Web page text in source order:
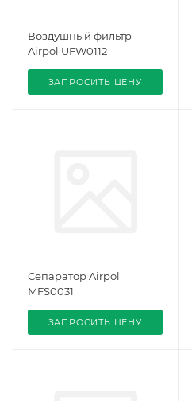
Воздушный фильтр
Airpol UFW0112
ЗАПРОСИТЬ ЦЕНУ
Сепаратор Airpol
MFS0031
ЗАПРОСИТЬ ЦЕНУ